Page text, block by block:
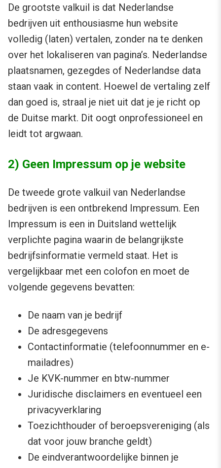
De grootste valkuil is dat Nederlandse
bedrijven uit enthousiasme hun website
volledig (laten) vertalen, zonder na te denken
over het lokaliseren van pagina’s. Nederlandse
plaatsnamen, gezegdes of Nederlandse data
staan vaak in content. Hoewel de vertaling zelf
dan goed is, straal je niet uit dat je je richt op
de Duitse markt. Dit oogt onprofessioneel en
leidt tot argwaan.
2) Geen Impressum op je website
De tweede grote valkuil van Nederlandse
bedrijven is een ontbrekend Impressum. Een
Impressum is een in Duitsland wettelijk
verplichte pagina waarin de belangrijkste
bedrijfsinformatie vermeld staat. Het is
vergelijkbaar met een colofon en moet de
volgende gegevens bevatten:
De naam van je bedrijf
De adresgegevens
Contactinformatie (telefoonnummer en e-
mailadres)
Je KVK-nummer en btw-nummer
Juridische disclaimers en eventueel een
privacyverklaring
Toezichthouder of beroepsvereniging (als
dat voor jouw branche geldt)
De eindverantwoordelijke binnen je